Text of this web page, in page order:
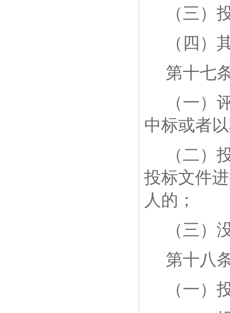
（三）
（四）
第十七
（一）
中标或者
（二）
投标文件
人的；
（三）
第十八
（一）